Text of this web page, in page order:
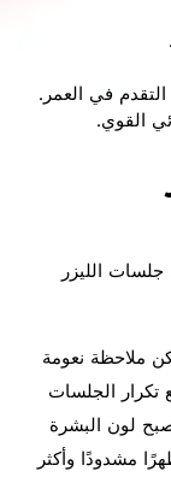
في العمر.
القوي.
الليزر
ملاحظة نعومة
تكرار الجلسات
لون البشرة
مشدودًا وأكثر